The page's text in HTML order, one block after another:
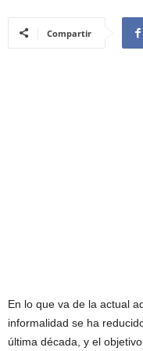
Compartir
En lo que va de la actual
informalidad se ha
última década, y el